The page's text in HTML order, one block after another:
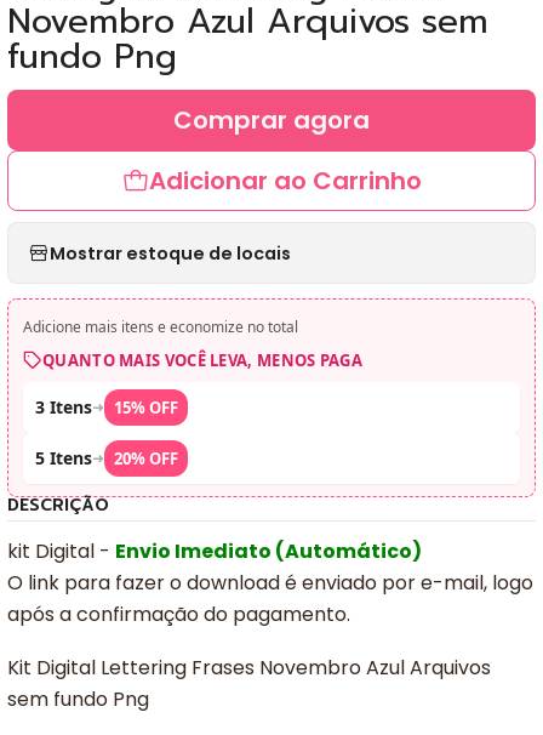
Novembro Azul Arquivos sem
fundo Png
Adicionar ao Carrinho
Comprar agora
Mostrar estoque de locais
Adicione mais itens e economize no total
QUANTO MAIS VOCÊ LEVA, MENOS PAGA
3 Itens➜ 15% OFF
5 Itens➜ 20% OFF
DESCRIÇÃO
kit Digital - Envio Imediato (Automático)
O link para fazer o download é enviado por e-mail, logo
após a confirmação do pagamento.
Kit Digital Lettering Frases Novembro Azul Arquivos
sem fundo Png